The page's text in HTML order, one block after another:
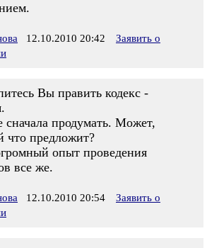
12.10.2010 20:42
Заявить о
Вы править кодекс -
сначала продумать. Может,
что предложит?
опыт проведения
все же.
12.10.2010 20:54
Заявить о